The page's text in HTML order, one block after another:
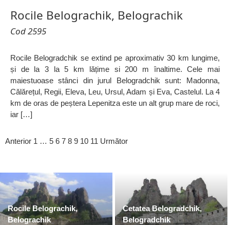
Rocile Belograchik, Belograchik
Cod 2595
Rocile Belogradchik se extind pe aproximativ 30 km lungime,
și de la 3 la 5 km lățime si 200 m înaltime. Cele mai
maiestuoase stânci din jurul Belogradchik sunt: Madonna,
Călărețul, Regii, Eleva, Leu, Ursul, Adam și Eva, Castelul. La 4
km de oras de peștera Lepenitza este un alt grup mare de roci,
iar […]
Anterior 1 … 5 6 7 8 9 10 11 Următor
Rocile Belograchik,
Belograchik
Cetatea Belogradchik,
Belogradchik